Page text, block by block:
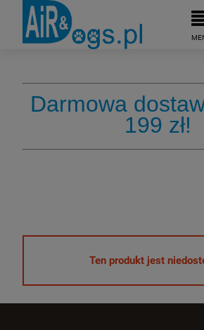
Darmowa
199 zł!
Ten produkt jest